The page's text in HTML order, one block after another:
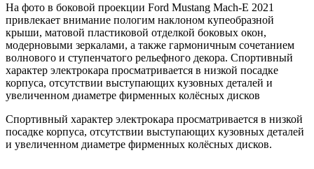
На фото в боковой проекции Ford Mustang Mach-E 2021
привлекает внимание пологим наклоном купеобразной
крыши, матовой пластиковой отделкой боковых окон,
модерновыми зеркалами, а также гармоничным сочетанием
волнового и ступенчатого рельефного декора. Спортивный
характер электрокара просматривается в низкой посадке
корпуса, отсутствии выступающих кузовных деталей и
увеличенном диаметре фирменных колёсных дисков
Спортивный характер электрокара просматривается в низкой
посадке корпуса, отсутствии выступающих кузовных деталей
и увеличенном диаметре фирменных колёсных дисков.